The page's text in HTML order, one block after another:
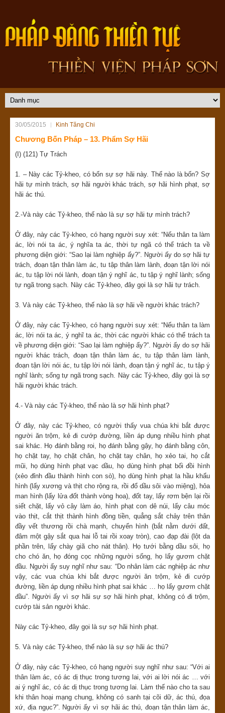
30/05/2015 Kinh Tăng Chi
Chương Bốn Pháp – 13. Phẩm Sợ Hãi
(I) (121) Tự Trách
1. – Này các Tỷ-kheo, có bốn sự sợ hãi này. Thế nào là bốn? Sợ
hãi tự mình trách, sợ hãi người khác trách, sợ hãi hình phạt, sợ
hãi ác thú.
2.-Và này các Tỷ-kheo, thế nào là sự sợ hãi tự mình trách?
Ở đây, này các Tỷ-kheo, có hạng người suy xét: “Nếu thân ta làm
ác, lời nói ta ác, ý nghĩa ta ác, thời tự ngã có thể trách ta về
phương diện giới: “Sao lại làm nghiệp ấy?”. Người ấy do sợ hãi tự
trách, đoạn tận thân làm ác, tu tập thân làm lành, đoạn tận lời nói
ác, tu tập lời nói lành, đoạn tận ý nghĩ ác, tu tập ý nghĩ lành; sống
tự ngã trong sạch. Này các Tỷ-kheo, đây gọi là sợ hãi tự trách.
3. Và này các Tỷ-kheo, thế nào là sợ hãi về người khác trách?
Ở đây, này các Tỷ-kheo, có hạng người suy xét: “Nếu thân ta làm
ác, lời nói ta ác, ý nghĩ ta ác, thời các người khác có thể trách ta
về phương diện giới: “Sao lại làm nghiệp ấy?”. Người ấy do sợ hãi
người khác trách, đoạn tận thân làm ác, tu tập thân làm lành,
đoạn tận lời nói ác, tu tập lời nói lành, đoạn tận ý nghĩ ác, tu tập ý
nghĩ lành; sống tự ngã trong sạch. Này các Tỷ-kheo, đây gọi là sợ
hãi người khác trách.
4.- Và này các Tỷ-kheo, thế nào là sợ hãi hình phạt?
Ở đây, này các Tỷ-kheo, có người thấy vua chúa khi bắt được
người ăn trộm, kẻ đi cướp đường, liền áp dụng nhiều hình phạt
sai khác. Họ đánh bằng roi, họ đánh bằng gậy, họ đánh bằng côn,
họ chặt tay, họ chặt chân, họ chặt tay chân, họ xẻo tai, họ cắt
mũi, họ dùng hình phạt vạc dầu, họ dùng hình phạt bối đồi hình
(xẻo đỉnh đầu thành hình con sò), họ dùng hình phạt la hầu khẩu
hình (lấy xương và thịt cho rộng ra, rồi đổ dầu sôi vào miệng), hỏa
man hình (lấy lửa đốt thành vòng hoa), đốt tay, lấy rơm bện lại rồi
siết chặt, lấy vỏ cây làm áo, hình phạt con dê núi, lấy câu móc
vào thịt, cắt thịt thành hình đồng tiền, quẳng sắt chảy trên thân
đầy vết thương rồi chà mạnh, chuyển hình (bắt nằm dưới đất,
đâm một gậy sắt qua hai lỗ tai rồi xoay tròn), cao đạp đài (lột da
phần trên, lấy chày giã cho nát thân). Họ tưới bằng dầu sôi, họ
cho chó ăn, họ đóng cọc những người sống, họ lấy gươm chặt
đầu. Người ấy suy nghĩ như sau: “Do nhân làm các nghiệp ác như
vậy, các vua chúa khi bắt được người ăn trộm, kẻ đi cướp
đường, liền áp dụng nhiều hình phạt sai khác … họ lấy gươm chặt
đầu”. Người ấy vì sợ hãi sự sợ hãi hình phạt, không có đi trộm,
cướp tài sản người khác.
Này các Tỷ-kheo, đây gọi là sự sợ hãi hình phạt.
5. Và này các Tỷ-kheo, thế nào là sự sợ hãi ác thú?
Ở đây, này các Tỷ-kheo, có hạng người suy nghĩ như sau: “Với ai
thân làm ác, có ác dị thục trong tương lai, với ai lời nói ác … với
ai ý nghĩ ác, có ác dị thục trong tương lai. Làm thế nào cho ta sau
khi thân hoại mạng chung, không có sanh tại cõi dữ, ác thú, đọa
xứ, địa ngục?”. Người ấy vì sợ hãi ác thú, đoạn tận thân làm ác,